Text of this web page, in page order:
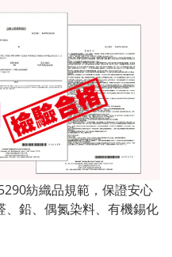
紡織品規範，保證安心
鉛、偶氮染料、有機錫化